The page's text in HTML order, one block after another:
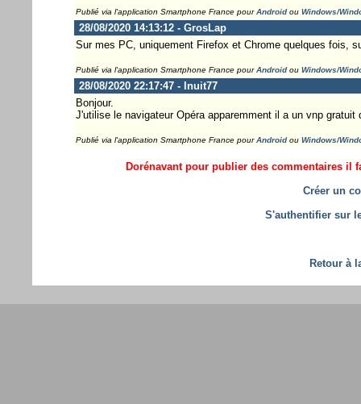
Publié via l'application Smartphone France pourAndroidou Windows/
28/08/2020 14:13:12 - GrosLap
Sur mes PC, uniquement Firefox et Chrome quelques fois,
Publié via l'application Smartphone France pourAndroidou Windows/
28/08/2020 22:17:47 - Inuit77
Bonjour.
J'utilise le navigateur Opéra apparemment il a un vnp gratuit
Publié via l'application Smartphone France pourAndroidou Windows/
Dorénavant pour publier des commentaires il
Créer un
S'authentifier sur
Retour à